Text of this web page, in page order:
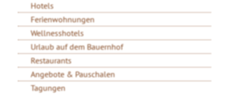
Hotels
Ferienwohnungen
Wellnesshotels
Urlaub auf dem Bauernhof
Restaurants
Angebote & Pauschalen
Tagungen